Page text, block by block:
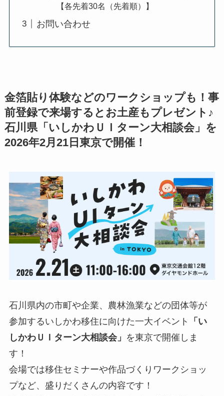
【各先着30名（先着順）】
お問い合わせ
金箔貼り体験などのワークショップも！事
前登録で来場するとお土産もプレゼント♪
石川県「いしかわＵＩターン大相談会」を
2026年2月21日東京で開催！
石川県内の市町や企業、農林漁業などの団体等が
参加するいしかわ移住に向けた一大イベント
「い
しかわＵＩターン大相談会」 を東京で開催しま
す！
会場では移住セミナーや作品づくりワークショッ
プなど、盛りだくさんの内容です！